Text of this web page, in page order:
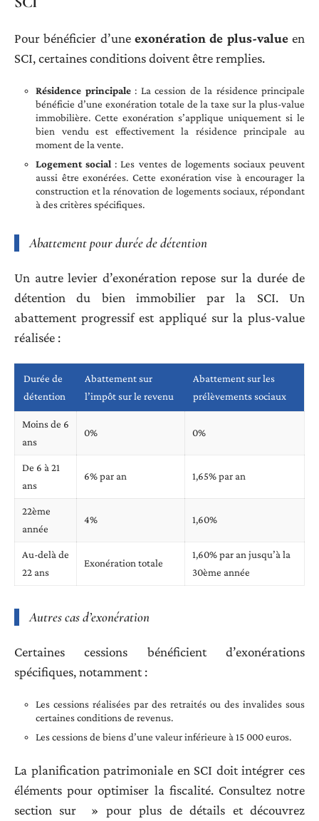
Pour bénéficier d’une exonération de plus-valueen
SCI, certaines conditions doivent être remplies.
Résidence principale: La cession de la résidence principale
bénéficie d’une exonération totale de la taxe sur la plus-value
immobilière. Cette exonération s’applique uniquement si le
bien vendu est effectivement la résidence principale au
moment de la vente.
Logement social : Les ventes de logements sociaux peuvent
aussi être exonérées. Cette exonération vise à encourager la
construction et la rénovation de logements sociaux, répondant
à des critères spécifiques.
Abattement pour durée de détention
Un autre levier d’exonération repose sur la durée de
détention du bien immobilier par la SCI. Un
abattement progressif est appliqué sur la plus-value
réalisée :
Durée de
détention
Abattement sur
l’impôt sur le revenu
Abattement sur les
prélèvements sociaux
Moins de 6
ans
0% 0%
De 6 à 21
ans
6% par an 1,65% par an
22ème
année
4% 1,60%
Au-delà de
22 ans
Exonération totale
1,60% par an jusqu’à la
30ème année
Autres cas d’exonération
Certaines cessions bénéficient d’exonérations
spécifiques, notamment :
Les cessions réalisées par des retraités ou des invalides sous
certaines conditions de revenus.
Les cessions de biens d’une valeur inférieure à 15 000 euros.
La planification patrimoniale en SCI doit intégrer ces
éléments pour optimiser la fiscalité. Consultez notre
section sur » pour plus de détails et découvrez